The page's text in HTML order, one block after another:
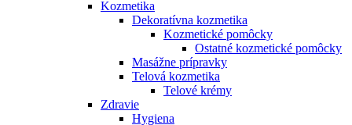
Kozmetika
Dekoratívna kozmetika
Kozmetické pomôcky
Ostatné kozmetické pomôcky
Masážne prípravky
Telová kozmetika
Telové krémy
Zdravie
Hygiena